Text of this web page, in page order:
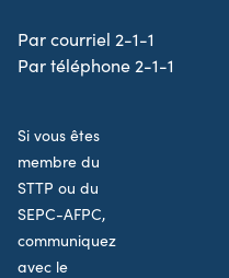
Par courriel 2-1-1
Par téléphone 2-1-1
Si vous êtes
membre du
STTP ou du
SEPC-AFPC,
communiquez
avec le